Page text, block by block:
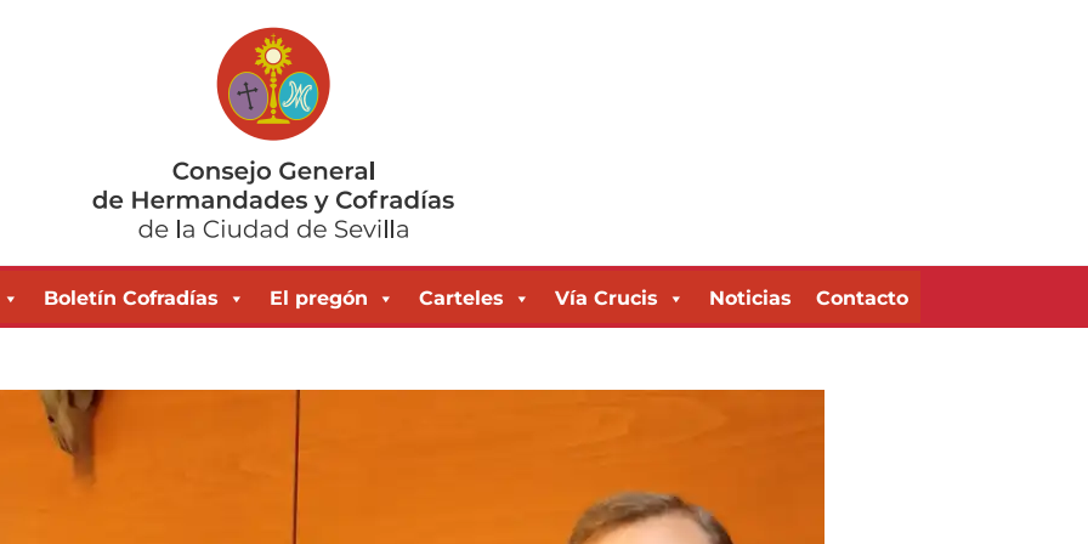
Boletín Cofradías El pregón Carteles Vía Crucis Noticias Contacto